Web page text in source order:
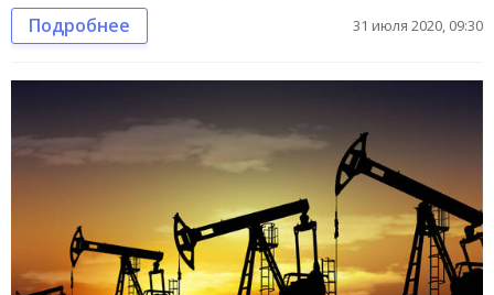
Подробнее 31 июля 2020, 09:30